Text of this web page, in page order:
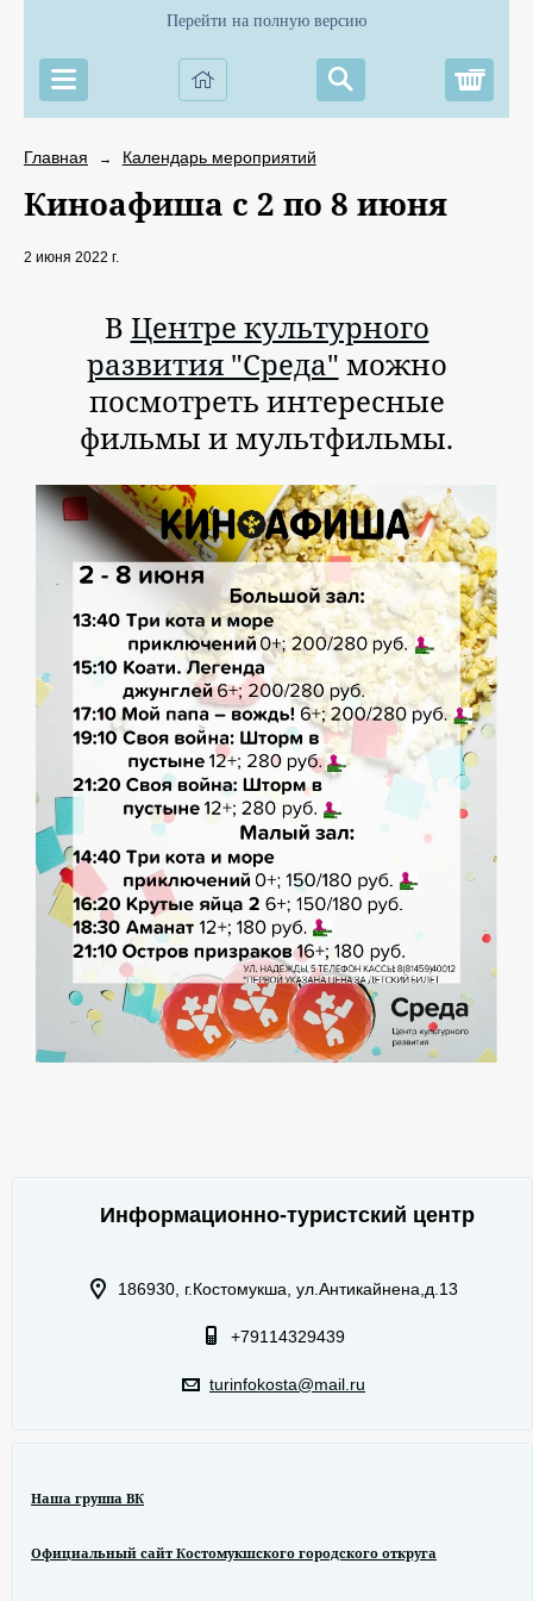
Перейти на полную версию
Главная → Календарь мероприятий
Киноафиша с 2 по 8 июня
2 июня 2022 г.
В Центре культурного
развития "Среда" можно
посмотреть интересные
фильмы и мультфильмы.
Информационно-туристский центр
186930, г.Костомукша, ул.Антикайнена,д.13
+79114329439
turinfokosta@mail.ru
Наша группа ВК
Официальный сайт Костомукшского городского откруга